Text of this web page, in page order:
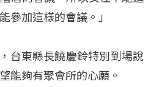
參加這樣的會議。」
台東縣長饒慶鈴特別到場說
能夠有聚會所的心願。